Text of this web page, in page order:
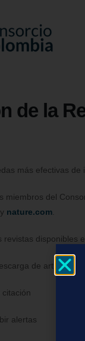
de la
más efectivas de
miembros del
y nature.com
revistas disponibles
de artículos
alertas